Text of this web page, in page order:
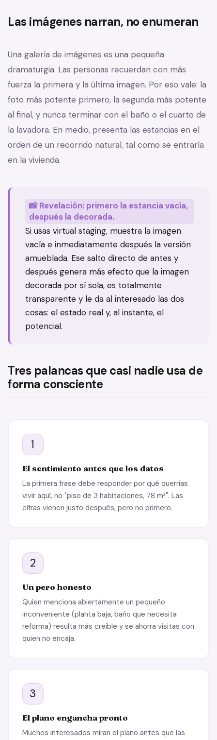
Las imágenes narran, no enumeran
Una galería de imágenes es una pequeña
dramaturgia. Las personas recuerdan con más
fuerza la primera y la última imagen. Por eso vale: la
foto más potente primero, la segunda más potente
al final, y nunca terminar con el baño o el cuarto de
la lavadora. En medio, presenta las estancias en el
orden de un recorrido natural, tal como se entraría
en la vivienda.
📸 Revelación: primero la estancia vacía,
después la decorada.
Si usas virtual staging, muestra la imagen
vacía e inmediatamente después la versión
amueblada. Ese salto directo de antes y
después genera más efecto que la imagen
decorada por sí sola, es totalmente
transparente y le da al interesado las dos
cosas: el estado real y, al instante, el
potencial.
Tres palancas que casi nadie usa de
forma consciente
1
El sentimiento antes que los datos
La primera frase debe responder por qué querrías
vivir aquí, no "piso de 3 habitaciones, 78 m²". Las
cifras vienen justo después, pero no primero.
2
Un pero honesto
Quien menciona abiertamente un pequeño
inconveniente (planta baja, baño que necesita
reforma) resulta más creíble y se ahorra visitas con
quien no encaja.
3
El plano engancha pronto
Muchos interesados miran el plano antes que las